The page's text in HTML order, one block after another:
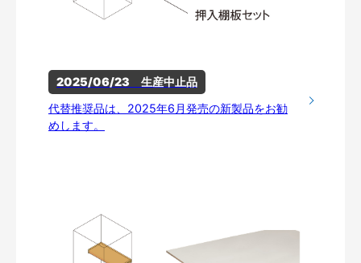
2025/06/23　生産中止品
代替推奨品は、2025年6月発売の新製品をお勧
めします。